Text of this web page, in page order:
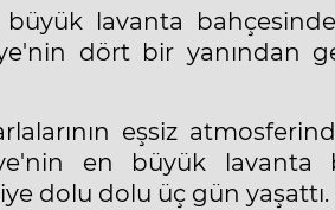
lavanta
dört bir yanından
eşsiz
en büyük lavanta
dolu dolu üç gün yaşattı.